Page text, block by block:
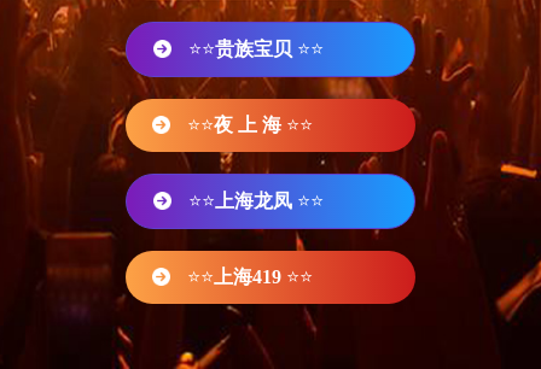
⭐⭐贵族宝贝 ⭐⭐
⭐⭐夜 上 海 ⭐⭐
⭐⭐ 上海龙凤 ⭐⭐
⭐⭐ 上海419 ⭐⭐